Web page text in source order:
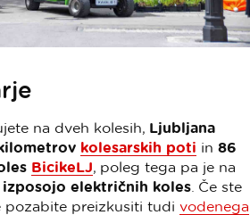
na dveh kolesih, Ljubljana
kolesarskih poti in 86
BicikeLJ, poleg tega pa je na
električnih koles . Če ste
pozabite preizkusiti tudi vodenega